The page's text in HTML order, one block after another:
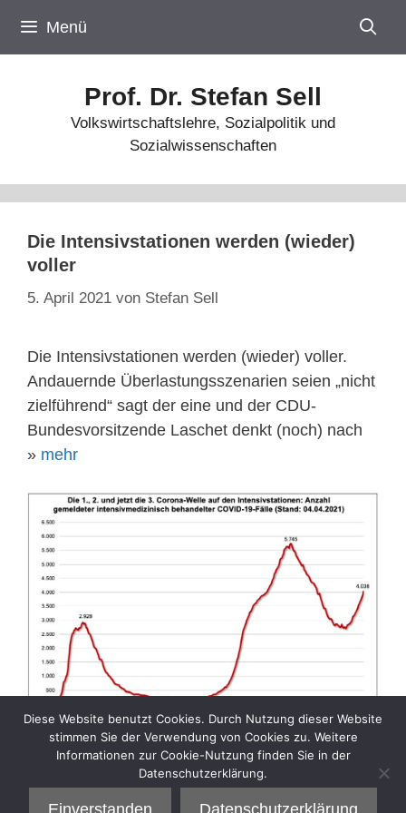
Inhalt
springen
Menü
Prof. Dr. Stefan Sell
Volkswirtschaftslehre, Sozialpolitik und
Sozialwissenschaften
Die Intensivstationen werden (wieder)
voller
5. April 2021 von Stefan Sell
Die Intensivstationen werden (wieder) voller.
Andauernde Überlastungsszenarien seien „nicht
zielführend“ sagt der eine und der CDU-
Bundesvorsitzende Laschet denkt (noch) nach
» mehr
Kategorien
Aktuelle Sozialpolitik
Diese Website benutzt Cookies. Durch Nutzung dieser Website
stimmen Sie der Verwendung von Cookies zu. Weitere
Informationen zur Cookie-Nutzung finden Sie in der
Datenschutzerklärung.
Einverstanden Datenschutzerklärung